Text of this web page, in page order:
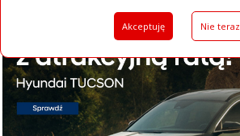
Akceptuję Nie teraz